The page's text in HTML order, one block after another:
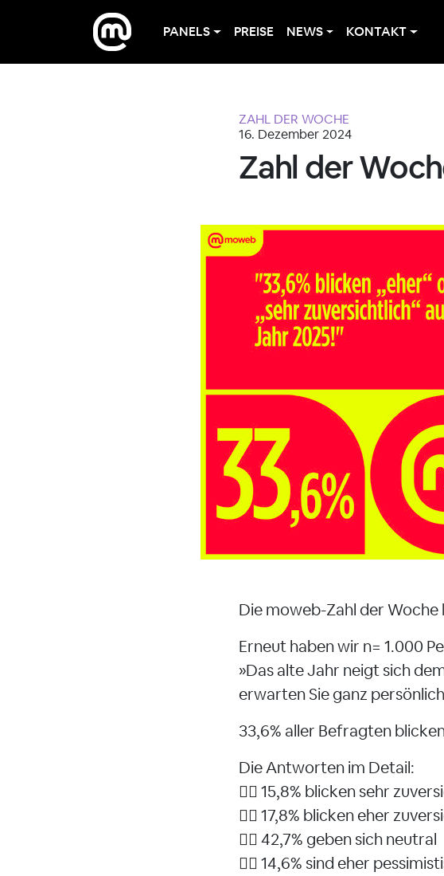
PANELS PREISE NEWS KONTAKT
ZAHL DER WOCHE
16. Dezember 2024
Zahl der
Die moweb-Zahl der Woche
Erneut haben wir n= 1.000
»Das alte Jahr neigt sich
erwarten Sie ganz
33,6% aller Befragten
Die Antworten im Detail:
👉🏻 15,8% blicken sehr
👉🏻 17,8% blicken eher
👉🏻 42,7% geben sich neutral
👉🏻 14,6% sind eher